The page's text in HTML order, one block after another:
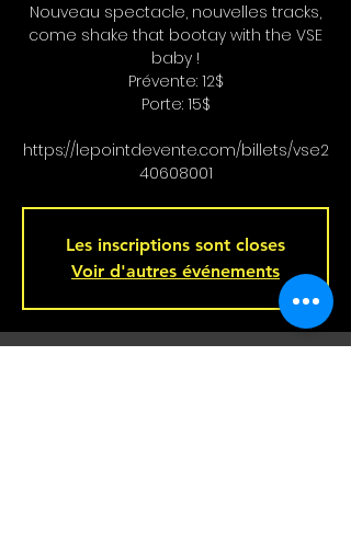
Nouveau spectacle, nouvelles tracks,
come shake that bootay with the VSE
baby !
Prévente: 12$
Porte: 15$
https://lepointdevente.com/billets/vse2
40608001
Les inscriptions sont closes
Voir d'autres événements